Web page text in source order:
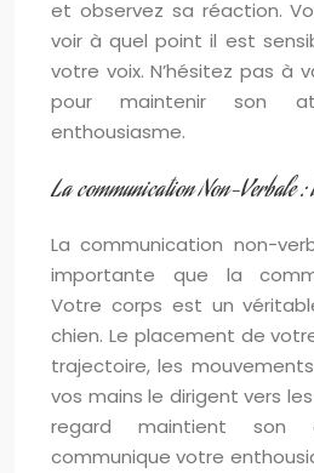
et observez sa réaction.
voir à quel point il est
votre voix. N’hésitez pas à
pour maintenir son
enthousiasme.
La communication Non-Verbale :
La communication non-
importante que la
Votre corps est un
chien. Le placement de
trajectoire, les
vos mains le dirigent vers
regard maintient
communique votre